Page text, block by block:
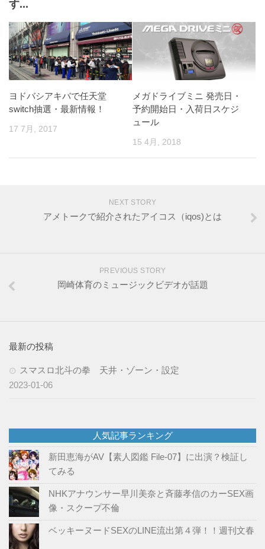
す...
ヨドバシアキバで任天堂
switch抽選・最新情報！
17 7月, 2017
メガドライブミニ 発売日・
予約開始日・入荷日スケジ
ュール
15 4月, 2018
NEXT STORY
アメトークで紹介されたアイコス（iqos)とは
PREVIOUS STORY
岡崎体育のミュージックビデオが話題
最新の投稿
スマスロ北斗の拳 天井・ゾーン・設定
2023-01-06
人気記事ランキング
新田恵海がAV【素人図鑑 File-07】に出演？検証し
てみる
NHKアナウンサー早川美奈と斉藤孝信のカーSEX画
像・スクープ不倫
ベッキーヌードSEXのLINE流出第４弾！！週刊文春